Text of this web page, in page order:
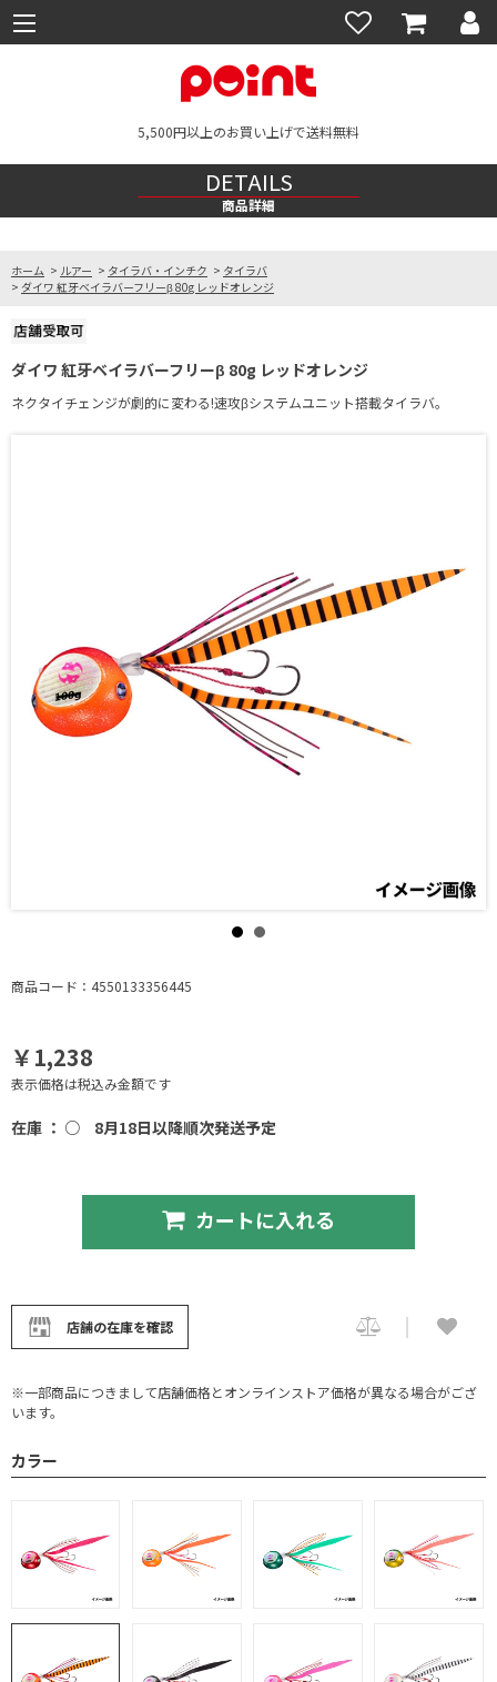
5,500円以上のお買い上げで送料無料
DETAILS
商品詳細
ホーム > ルアー > タイラバ・インチク > タイラバ
> ダイワ 紅牙ベイラバーフリーβ 80g レッドオレンジ
ダイワ 紅牙ベイラバーフリーβ 80g レッドオレンジ
ネクタイチェンジが劇的に変わる!速攻βシステムユニット搭載タイラバ。
商品コード：4550133356445
￥1,238
表示価格は税込み金額です
在庫 ： ○ 8月18日以降順次発送予定
カートに入れる
店舗の在庫を確認
※一部商品につきまして店舗価格とオンラインストア価格が異なる場合がござ
います。
カラー